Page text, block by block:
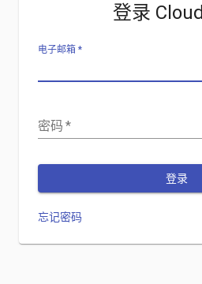
登录
电子邮箱 *
密码 *
登录
忘记密码